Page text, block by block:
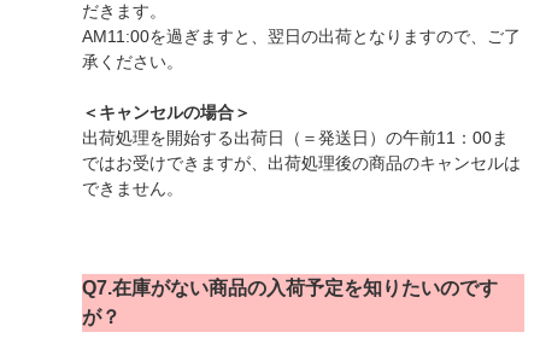
だきます。
AM11:00を過ぎますと、翌日の出荷となりますので、ご了
承ください。
＜キャンセルの場合＞
出荷処理を開始する出荷日（＝発送日）の午前11：00ま
ではお受けできますが、出荷処理後の商品のキャンセルは
できません。
Q7.在庫がない商品の入荷予定を知りたいのです
が？